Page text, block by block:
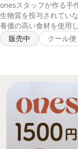
onesスタッフが作る手
生物質を投与されてい
養価の高い食材を使用
るだけ排除したい、化
ていないので安心して
で愛犬の食欲をUPさせ
どでぜひ、与えてみて
100g 原材料 【チキン
培米）, 舞茸（有機農
小松菜（有機農産物）
間中農薬・化学肥料不
ウダー（無添加）, 塩
販売中 クール便